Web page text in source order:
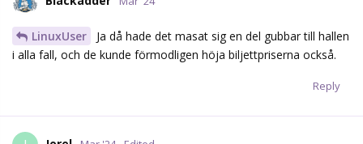
LinuxUser
Ja då hade det masat sig en del gubbar till hallen
i alla fall, och de kunde förmodligen höja biljettpriserna också.
Reply